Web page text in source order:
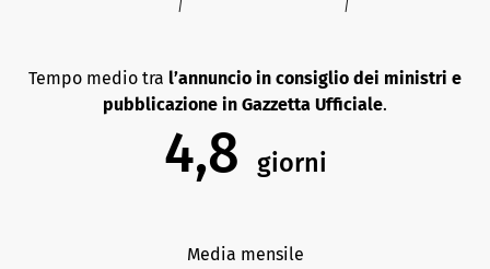
Tempo medio tra l’annuncio in consiglio dei ministri e
pubblicazione in Gazzetta Ufficiale.
4,8 giorni
Media mensile